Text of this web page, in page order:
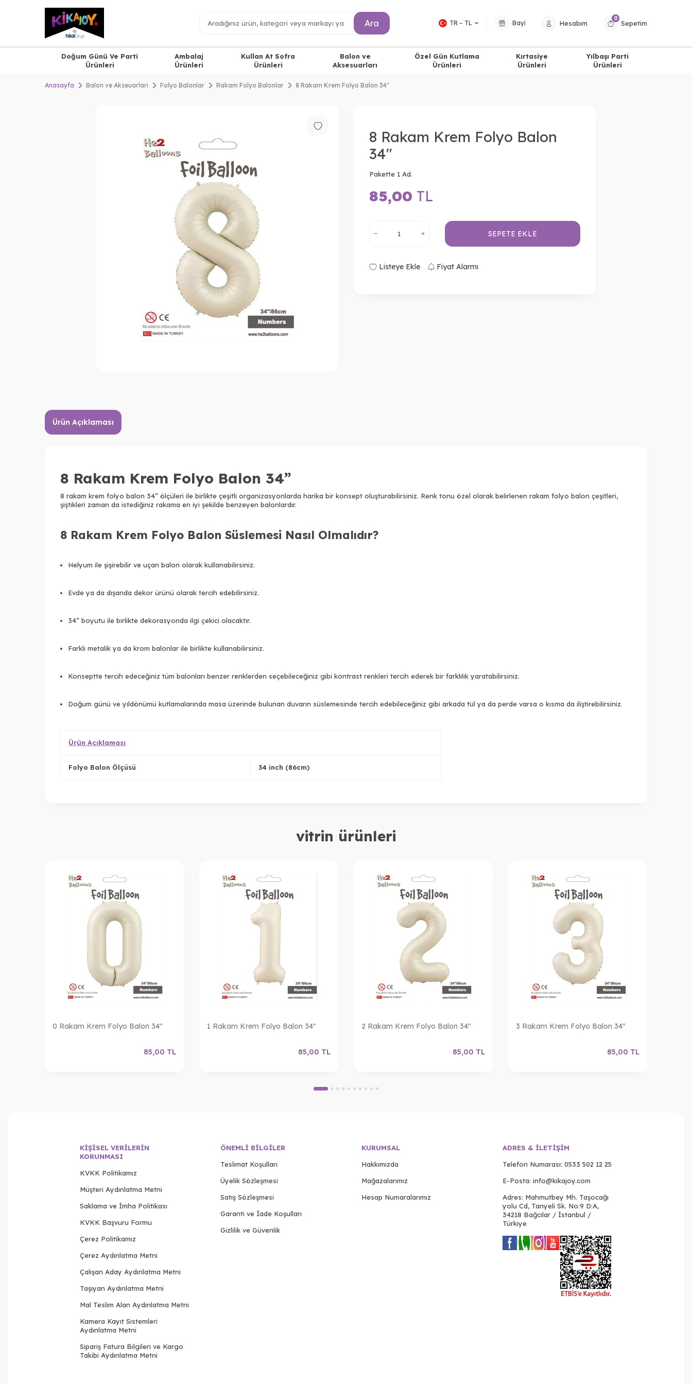
Ara TR − TL Bayi Hesabım
0
Sepetim
Doğum Günü Ve Parti
Ürünleri
Ambalaj
Ürünleri
Kullan At Sofra
Ürünleri
Balon ve
Aksesuarları
Özel Gün Kutlama
Ürünleri
Kırtasiye
Ürünleri
Yılbaşı Parti
Ürünleri
Anasayfa Balon ve Akseuarları Folyo Balonlar Rakam Folyo Balonlar 8 Rakam Krem Folyo Balon 34"
8 Rakam Krem Folyo Balon
34"
Pakette 1 Ad.
85,00 TL
SEPETE EKLE
Listeye Ekle Fiyat Alarmı
Ürün Açıklaması
8 Rakam Krem Folyo Balon 34”
8 rakam krem folyo balon 34” ölçüleri ile birlikte çeşitli organizasyonlarda harika bir konsept oluşturabilirsiniz. Renk tonu özel olarak belirlenen rakam folyo balon çeşitleri,
şiştikleri zaman da istediğiniz rakama en iyi şekilde benzeyen balonlardır.
8 Rakam Krem Folyo Balon Süslemesi Nasıl Olmalıdır?
Helyum ile şişirebilir ve uçan balon olarak kullanabilirsiniz.
Evde ya da dışarıda dekor ürünü olarak tercih edebilirsiniz.
34” boyutu ile birlikte dekorasyonda ilgi çekici olacaktır.
Farklı metalik ya da krom balonlar ile birlikte kullanabilirsiniz.
Konseptte tercih edeceğiniz tüm balonları benzer renklerden seçebileceğiniz gibi kontrast renkleri tercih ederek bir farklılık yaratabilirsiniz.
Doğum günü ve yıldönümü kutlamalarında masa üzerinde bulunan duvarın süslemesinde tercih edebileceğiniz gibi arkada tül ya da perde varsa o kısma da iliştirebilirsiniz.
Ürün Açıklaması
Folyo Balon Ölçüsü 34 inch (86cm)
vitrin ürünleri
0 Rakam Krem Folyo Balon 34"
85,00 TL
1 Rakam Krem Folyo Balon 34"
85,00 TL
2 Rakam Krem Folyo Balon 34"
85,00 TL
3 Rakam Krem Folyo Balon 34"
85,00 TL
KIŞISEL VERILERIN
KORUNMASI
KVKK Politikamız
Müşteri Aydınlatma Metni
Saklama ve İmha Politikası
KVKK Başvuru Formu
Çerez Politikamız
Çerez Aydınlatma Metni
Çalışan Aday Aydınlatma Metni
Taşıyan Aydınlatma Metni
Mal Teslim Alan Aydınlatma Metni
Kamera Kayıt Sistemleri
Aydınlatma Metni
Sipariş Fatura Bilgileri ve Kargo
Takibi Aydınlatma Metni
ÖNEMLI BILGILER
Teslimat Koşulları
Üyelik Sözleşmesi
Satış Sözleşmesi
Garanti ve İade Koşulları
Gizlilik ve Güvenlik
KURUMSAL
Hakkımızda
Mağazalarımız
Hesap Numaralarımız
ADRES & İLETIŞIM
Telefon Numarası: 0533 502 12 25
E-Posta: info@kikajoy.com
Adres: Mahmutbey Mh. Taşocağı
yolu Cd, Tanyeli Sk. No:9 D:A,
34218 Bağcılar / İstanbul /
Türkiye